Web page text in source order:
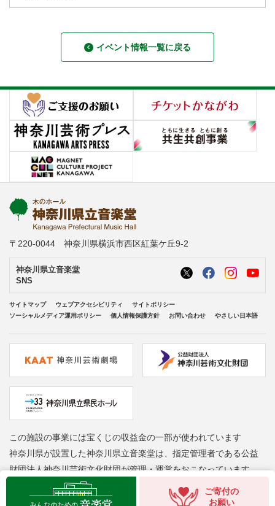
イベント情報一覧に戻る
ご寄付の
お願い
〒220-0044 神奈川県横浜市西区紅葉ケ丘9-2
神奈川県立音楽堂
SNS
サイトマップ ウェブアクセシビリティ
サイトポリシー
ソーシャルメディア運用ポリシー
個人情報保護方針 お問い合わせ やさしい日本語
この施設の事業には宝くじの収益金の一部が使われています
神奈川県が設置した神奈川県立音楽堂は、指定管理者である公益
財団法人神奈川芸術文化財団が管理・運営をおこなっています
Copyright © Kanagawa Arts Foundation. All rights reserved.